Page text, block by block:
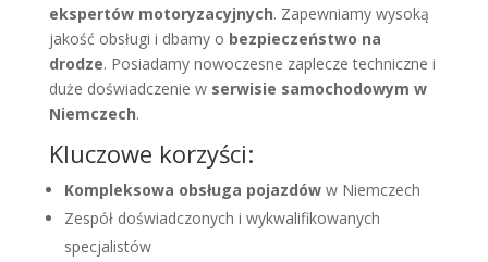
ekspertów motoryzacyjnych. Zapewniamy wysoką
jakość obsługi i dbamy o bezpieczeństwo na
drodze. Posiadamy nowoczesne zaplecze techniczne i
duże doświadczenie w serwisie samochodowym w
Niemczech.
Kluczowe korzyści:
Kompleksowa obsługa pojazdóww Niemczech
Zespół doświadczonych i wykwalifikowanych
specjalistów